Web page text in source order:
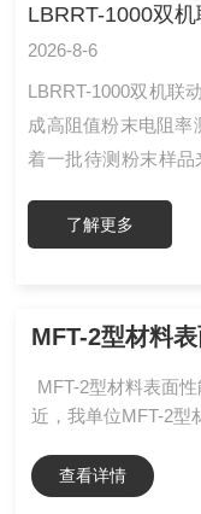
2026-8-6
LBRRT-1000双机联
成高阻值粉末电阻率
着一批待测粉末样
材料绝缘性强，我
四端子法粉末电阻
了解更多
MFT-2型材料表面
近，我单位MFT-2型
对于材料多参数测
属性也有重要帮助
查看详情